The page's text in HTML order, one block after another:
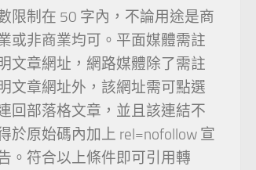
限制在 50 字內，不論用途是商
或非商業均可。平面媒體需註
文章網址，網路媒體除了需註
文章網址外，該網址需可點選
回部落格文章，並且該連結不
於原始碼內加上 rel=nofollow 宣
。符合以上條件即可引用轉